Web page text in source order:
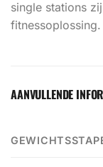
single stations
fitnessoplossing.
AANVULLENDE